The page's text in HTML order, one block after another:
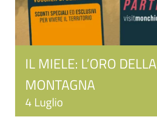
IL MIELE: L’ORO DELLA
MONTAGNA
4 Luglio